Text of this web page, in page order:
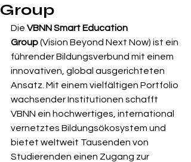
Group
Die VBNN Smart Education
Group (Vision Beyond Next Now) ist ein
führender Bildungsverbund mit einem
innovativen, global ausgerichteten
Ansatz. Mit einem vielfältigen Portfolio
wachsender Institutionen schafft
VBNN ein hochwertiges, international
vernetztes Bildungsökosystem und
bietet weltweit Tausenden von
Studierenden einen Zugang zur